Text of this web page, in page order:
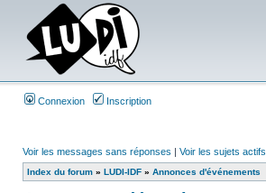
Connexion Inscription
Voir les messages sans réponses | Voir les sujets actifs
Index du forum » LUDI-IDF » Annonces d'événements